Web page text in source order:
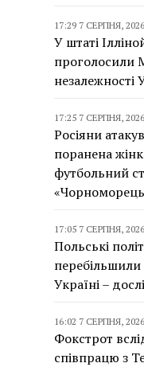
17:29 7 СЕРПНЯ, 2026
У штаті
проголосили
незалежності
17:25 7 СЕРПНЯ, 2026
Росіяни
поранена
футбольний
17:05 7 СЕРПНЯ, 2026
Польські
Україні –
16:02 7 СЕРПНЯ, 2026
Фокстрот
співпрацю з